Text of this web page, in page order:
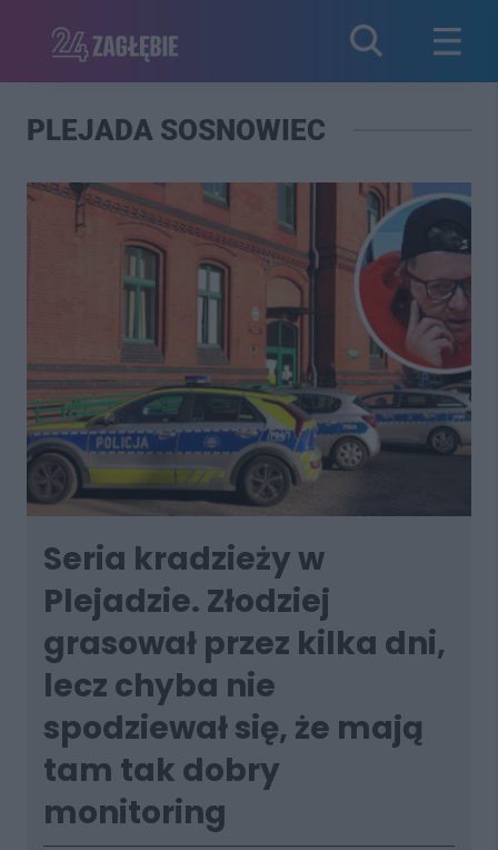
PLEJADA SOSNOWIEC
Seria kradzieży w
Plejadzie. Złodziej
grasował przez kilka dni,
lecz chyba nie
spodziewał się, że mają
tam tak dobry
monitoring